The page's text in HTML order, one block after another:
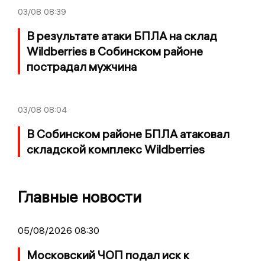
03/08 08:39
В результате атаки БПЛА на склад
Wildberries в Собинском районе
пострадал мужчина
03/08 08:04
В Собинском районе БПЛА атаковал
складской комплекс Wildberries
Главные новости
05/08/2026 08:30
Московский ЧОП подал иск к